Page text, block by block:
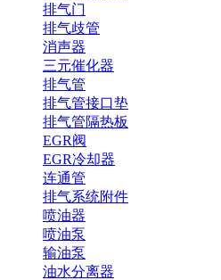
排气门
排气歧管
消声器
三元催化器
排气管
排气管接口垫
排气管隔热板
EGR阀
EGR冷却器
连通管
排气系统附件
喷油器
喷油泵
输油泵
油水分离器